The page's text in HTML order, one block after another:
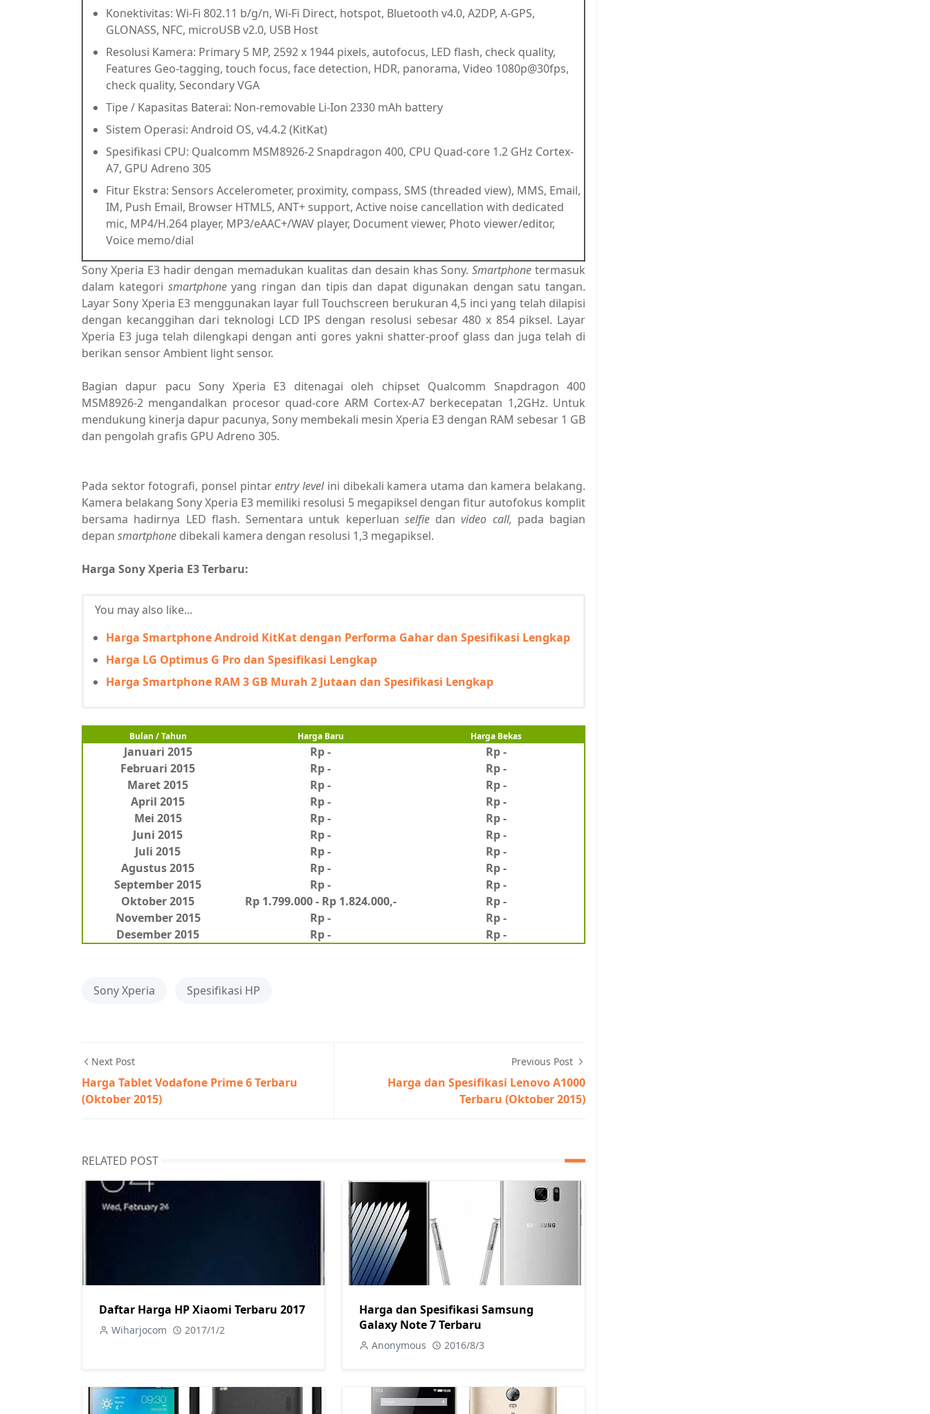
Konektivitas: Wi-Fi 802.11 b/g/n, Wi-Fi Direct, hotspot, Bluetooth v4.0, A2DP, A-GPS,
GLONASS, NFC, microUSB v2.0, USB Host
Resolusi Kamera: Primary 5 MP, 2592 х 1944 pixels, autofocus, LED flash, check quality,
Features Geo-tagging, touch focus, face detection, HDR, panorama, Video 1080p@30fps,
check quality, Secondary VGA
Tipe / Kapasitas Baterai: Non-removable Li-Ion 2330 mAh battery
Sistem Operasi: Android OS, v4.4.2 (KitKat)
Spesifikasi CPU: Qualcomm MSM8926-2 Snapdragon 400, CPU Quad-core 1.2 GHz Cortex-
A7, GPU Adreno 305
Fitur Ekstra: Sensors Accelerometer, proximity, compass, SMS (threaded view), MMS, Email,
IM, Push Email, Browser HTML5, ANT+ support, Active noise cancellation with dedicated
mic, MP4/H.264 player, MP3/eAAC+/WAV player, Document viewer, Photo viewer/editor,
Voice memo/dial
Sony Xperia E3 hadir dengan memadukan kualitas dan desain khas Sony.Smartphonetermasuk
dalam kategori smartphoneyang ringan dan tipis dan dapat digunakan dengan satu tangan.
Layar Sony Xperia E3 menggunakan layar full Touchscreen berukuran 4,5 inci yang telah dilapisi
dengan kecanggihan dari teknologi LCD IPS dengan resolusi sebesar 480 x 854 piksel. Layar
Xperia E3 juga telah dilengkapi dengan anti gores yakni shatter-proof glass dan juga telah di
berikan sensor Ambient light sensor.
Bagian dapur pacu Sony Xperia E3 ditenagai oleh chipset Qualcomm Snapdragon 400
MSM8926-2 mengandalkan procesor quad-core ARM Cortex-A7 berkecepatan 1,2GHz. Untuk
mendukung kinerja dapur pacunya, Sony membekali mesin Xperia E3 dengan RAM sebesar 1 GB
dan pengolah grafis GPU Adreno 305.
Pada sektor fotografi, ponsel pintarentry level ini dibekali kamera utama dan kamera belakang.
Kamera belakang Sony Xperia E3 memiliki resolusi 5 megapiksel dengan fitur autofokus komplit
bersama hadirnya LED flash. Sementara untuk keperluan selfie danvideo call, pada bagian
depan smartphone dibekali kamera dengan resolusi 1,3 megapiksel.
Harga Sony Xperia E3 Terbaru:
You may also like...
Harga Smartphone Android KitKat dengan Performa Gahar dan Spesifikasi Lengkap
Harga LG Optimus G Pro dan Spesifikasi Lengkap
Harga Smartphone RAM 3 GB Murah 2 Jutaan dan Spesifikasi Lengkap
Bulan / Tahun Harga Baru Harga Bekas
Januari 2015 Rp -
Rp -
Februari 2015
Rp - Rp-
Maret 2015
Rp -
Rp -
April 2015
Rp -
Rp -
Mei 2015
Rp -
Rp -
Juni 2015
Rp -
Rp -
Juli 2015
Rp -
Rp -
Agustus 2015
Rp -
Rp -
September 2015
Rp -
Rp -
Oktober 2015
Rp 1.799.000 - Rp 1.824.000,-
Rp -
November 2015
Rp -
Rp -
Desember 2015
Rp - Rp -
Sony Xperia Spesifikasi HP
Next Post
Harga Tablet Vodafone Prime 6 Terbaru
(Oktober 2015)
Previous Post
Harga dan Spesifikasi Lenovo A1000
Terbaru (Oktober 2015)
RELATED POST
Daftar Harga HP Xiaomi Terbaru 2017
Wiharjocom 2017/1/2
Harga dan Spesifikasi Samsung
Galaxy Note 7 Terbaru
Anonymous 2016/8/3